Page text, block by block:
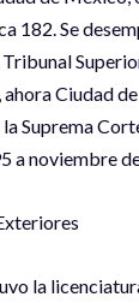
182. Se
Ciudad
Suprema
a noviembre
la